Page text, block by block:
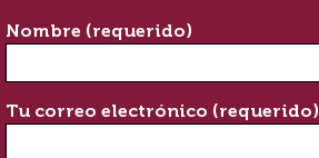
Nombre (requerido)
Tu correo electrónico (requerido)